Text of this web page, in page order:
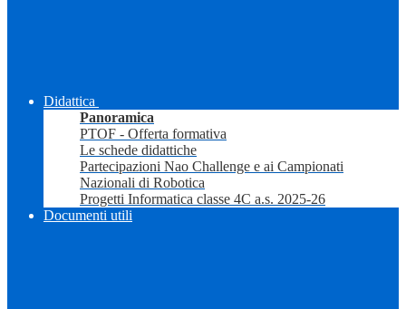
Didattica
Panoramica
PTOF - Offerta formativa
Le schede didattiche
Partecipazioni Nao Challenge e ai Campionati
Nazionali di Robotica
Progetti Informatica classe 4C a.s. 2025-26
Documenti utili